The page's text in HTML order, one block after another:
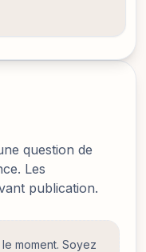
question de
Les
publication.
moment. Soyez